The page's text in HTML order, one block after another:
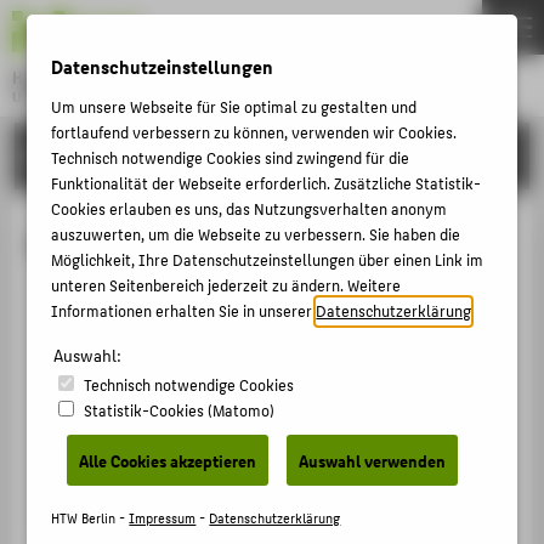
Hochschule für Technik und Wirtschaft Berlin
University of Applied Sciences
Menu
HOCHSCHULE
Harshil Jagadishbhai Darji
+49 30 5019-2871
Harshil.Darji@HTW-Berlin.de
Campus Treskowallee
TA Gebäude C , 337
Treskowallee 8
10318Berlin
THEMEN
HOCHSCHULE
CAMPUS
STUDIUM
LEHRE
KARRIERE
INTERNATIONAL
INFORMATIONEN FÜR
Datenschutzeinstellungen
Um unsere Webseite für Sie optimal zu gestalten und
fortlaufend verbessern zu können, verwenden wir Cookies.
Technisch notwendige Cookies sind zwingend für die
Funktionalität der Webseite erforderlich. Zusätzliche Statistik-
Cookies erlauben es uns, das Nutzungsverhalten anonym
auszuwerten, um die Webseite zu verbessern. Sie haben die
Möglichkeit, Ihre Datenschutzeinstellungen über einen Link im
unteren Seitenbereich jederzeit zu ändern. Weitere
Informationen erhalten Sie in unsererDatenschutzerklärung
Auswahl:
Technisch notwendige Cookies
Statistik-Cookies (Matomo)
Alle Cookies akzeptieren Auswahl verwenden
HTW Berlin -Impressum- Datenschutzerklärung